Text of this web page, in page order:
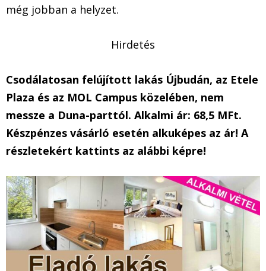
még jobban a helyzet.
Hirdetés
Csodálatosan felújított lakás Újbudán, az Etele
Plaza és az MOL Campus közelében, nem
messze a Duna-parttól. Alkalmi ár: 68,5 MFt.
Készpénzes vásárló esetén alkuképes az ár! A
részletekért kattints az alábbi képre!